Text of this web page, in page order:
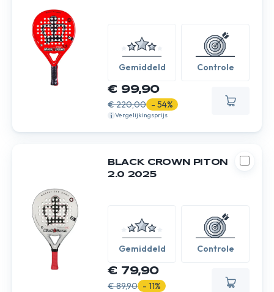
Gemiddeld Controle
€ 99,90
€ 220,00 - 54%
Vergelijkingsprijs
BLACK CROWN PITON
2.0 2025
Gemiddeld Controle
€ 79,90
€ 89,90 - 11%